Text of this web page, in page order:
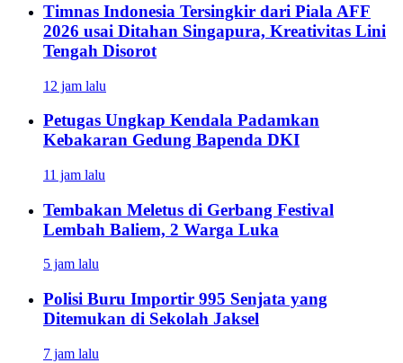
Timnas Indonesia Tersingkir dari Piala AFF
2026 usai Ditahan Singapura, Kreativitas Lini
Tengah Disorot
12 jam lalu
Petugas Ungkap Kendala Padamkan
Kebakaran Gedung Bapenda DKI
11 jam lalu
Tembakan Meletus di Gerbang Festival
Lembah Baliem, 2 Warga Luka
5 jam lalu
Polisi Buru Importir 995 Senjata yang
Ditemukan di Sekolah Jaksel
7 jam lalu